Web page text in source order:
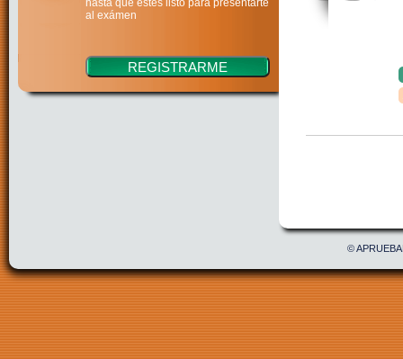
hasta que estés listo para presentarte
al exámen
©